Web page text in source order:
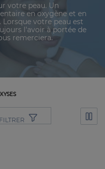
votre peau. Un
en oxygène et en
votre peau est
l'avoir à portée de
remerciera.
FILTRER